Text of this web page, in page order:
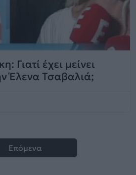
Γιατί έχει μείνει
Έλενα Τσαβαλιά;
Επόμενα